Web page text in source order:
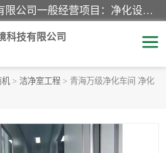
西安超润环境科技有限公司一般经营项目：净化设备、厨房设备、五金机电设备、不锈钢制品、彩钢夹心板、水处理设备的研发、销售；空气净化设备、办公设备、通风设备、建筑材料、金属材料的销售；净化工程、钢结构工程、机电设备工程的设计与施工及技术咨询服务；货物及技术的进出口的业务经营。
科技有限公司
机 > 洁净室工程 > 青海万级净化车间 净化
洁净室工程